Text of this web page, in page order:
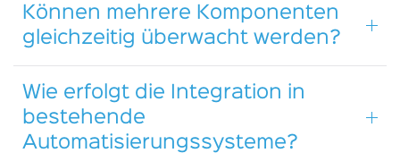
Können mehrere Komponenten
gleichzeitig überwacht werden?
Wie erfolgt die Integration in
bestehende
Automatisierungssysteme?